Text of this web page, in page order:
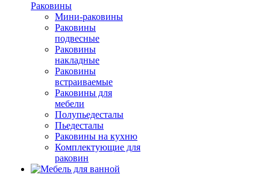
Раковины
Мини-раковины
Раковины
подвесные
Раковины
накладные
Раковины
встраиваемые
Раковины для
мебели
Полупьедесталы
Пьедесталы
Раковины на кухню
Комплектующие для
раковин